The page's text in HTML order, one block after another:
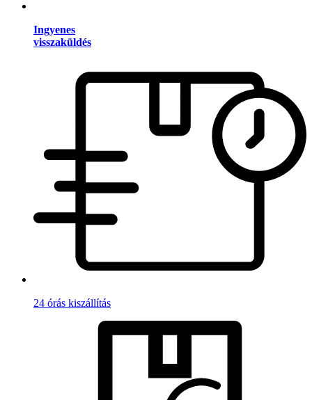
Ingyenes
visszaküldés
24 órás kiszállítás